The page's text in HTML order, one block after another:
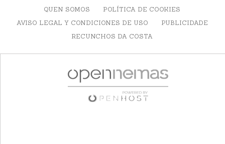
QUEN SOMOS
POLÍTICA DE COOKIES
AVISO LEGAL Y CONDICIONES DE USO
PUBLICIDADE
RECUNCHOS DA COSTA